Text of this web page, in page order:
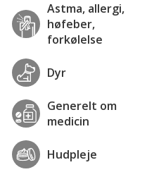
Astma, allergi,
høfeber,
forkølelse
Dyr
Generelt om
medicin
Hudpleje